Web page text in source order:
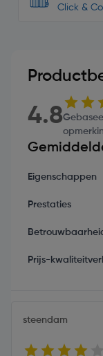
Click &
4.8
Eigenschappen
Prestaties
Prijs-
steendam